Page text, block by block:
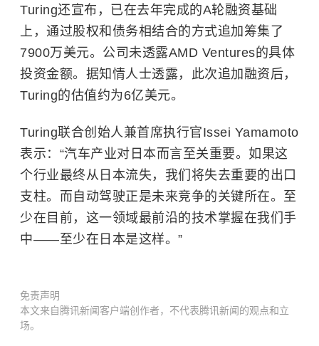
Turing还宣布，已在去年完成的A轮融资基础
上，通过股权和债务相结合的方式追加筹集了
7900万美元。公司未透露AMD Ventures的具体
投资金额。据知情人士透露，此次追加融资后，
Turing的估值约为6亿美元。
Turing联合创始人兼首席执行官Issei Yamamoto
表示：“汽车产业对日本而言至关重要。如果这
个行业最终从日本流失，我们将失去重要的出口
支柱。而自动驾驶正是未来竞争的关键所在。至
少在目前，这一领域最前沿的技术掌握在我们手
中——至少在日本是这样。”
免责声明
本文来自腾讯新闻客户端创作者，不代表腾讯新闻的观点和立
场。